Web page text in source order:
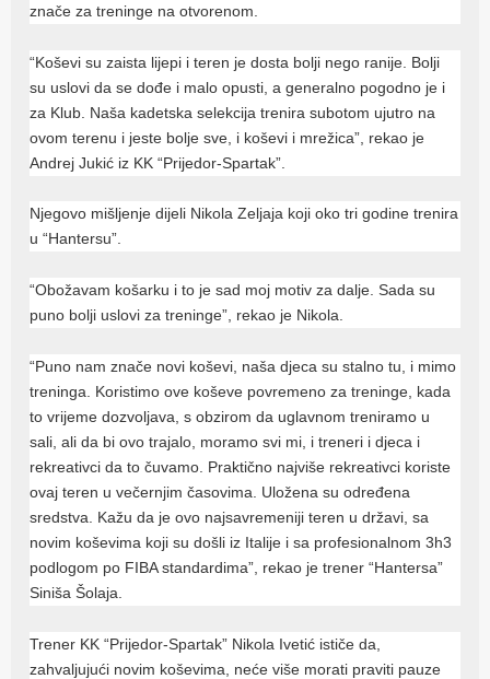
znače za treninge na otvorenom.
“Koševi su zaista lijepi i teren je dosta bolji nego ranije. Bolji
su uslovi da se dođe i malo opusti, a generalno pogodno je i
za Klub. Naša kadetska selekcija trenira subotom ujutro na
ovom terenu i jeste bolje sve, i koševi i mrežica”, rekao je
Andrej Jukić iz KK “Prijedor-Spartak”.
Njegovo mišljenje dijeli Nikola Zeljaja koji oko tri godine trenira
u “Hantersu”.
“Obožavam košarku i to je sad moj motiv za dalje. Sada su
puno bolji uslovi za treninge”, rekao je Nikola.
“Puno nam znače novi koševi, naša djeca su stalno tu, i mimo
treninga. Koristimo ove koševe povremeno za treninge, kada
to vrijeme dozvoljava, s obzirom da uglavnom treniramo u
sali, ali da bi ovo trajalo, moramo svi mi, i treneri i djeca i
rekreativci da to čuvamo. Praktično najviše rekreativci koriste
ovaj teren u večernjim časovima. Uložena su određena
sredstva. Kažu da je ovo najsavremeniji teren u državi, sa
novim koševima koji su došli iz Italije i sa profesionalnom 3h3
podlogom po FIBA standardima”, rekao je trener “Hantersa”
Siniša Šolaja.
Trener KK “Prijedor-Spartak” Nikola Ivetić ističe da,
zahvaljujući novim koševima, neće više morati praviti pauze